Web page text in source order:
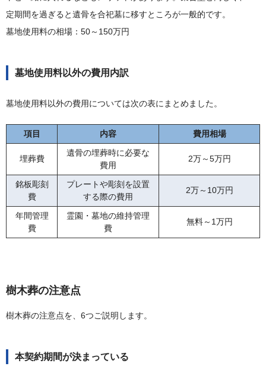
定期間を過ぎると遺骨を合祀墓に移すところが一般的です。
墓地使用料の相場：50～150万円
墓地使用料以外の費用内訳
墓地使用料以外の費用については次の表にまとめました。
項目 内容 費用相場
埋葬費
遺骨の埋葬時に必要な
費用
2万～5万円
銘板彫刻
費
プレートや彫刻を設置
する際の費用
2万～10万円
年間管理
費
霊園・墓地の維持管理
費
無料～1万円
樹木葬の注意点
樹木葬の注意点を、6つご説明します。
本契約期間が決まっている